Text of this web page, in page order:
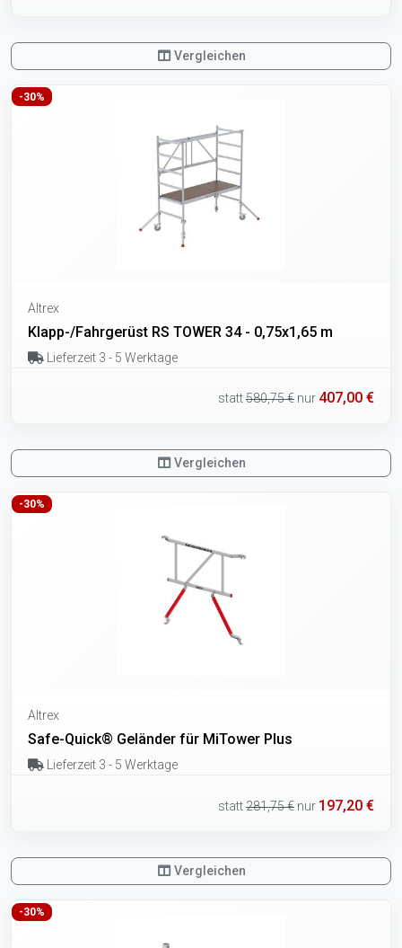
Vergleichen
-30%
Altrex
Klapp-/Fahrgerüst RS TOWER 34 - 0,75x1,65 m
Lieferzeit 3 - 5 Werktage
statt580,75 € nur 407,00 €
Vergleichen
-30%
Altrex
Safe-Quick® Geländer für MiTower Plus
Lieferzeit 3 - 5 Werktage
statt281,75 € nur 197,20 €
Vergleichen
-30%